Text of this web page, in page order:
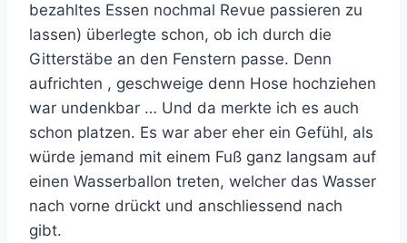
bezahltes Essen nochmal Revue passieren zu
lassen) überlegte schon, ob ich durch die
Gitterstäbe an den Fenstern passe. Denn
aufrichten , geschweige denn Hose hochziehen
war undenkbar … Und da merkte ich es auch
schon platzen. Es war aber eher ein Gefühl, als
würde jemand mit einem Fuß ganz langsam auf
einen Wasserballon treten, welcher das Wasser
nach vorne drückt und anschliessend nach
gibt.